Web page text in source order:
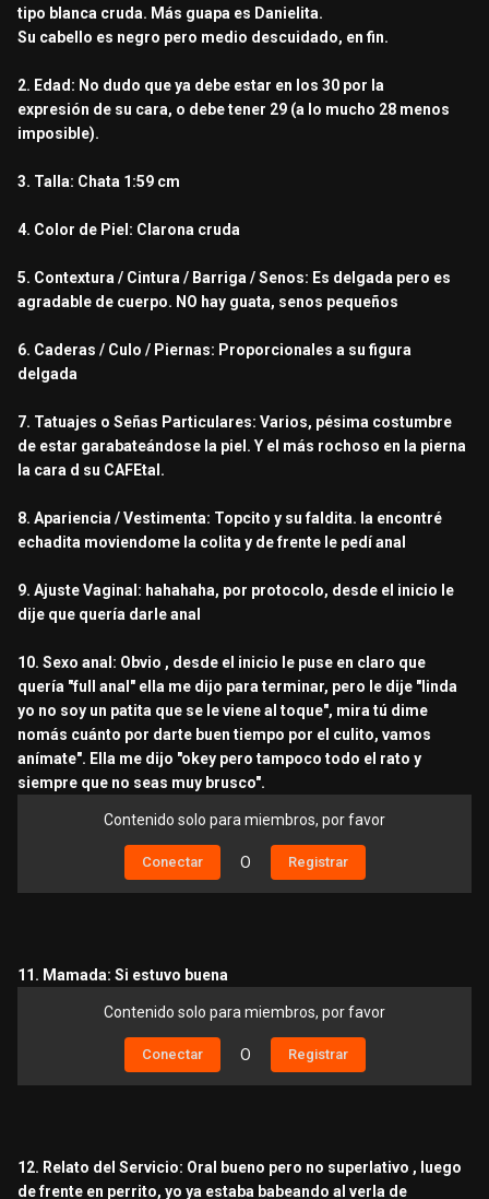
tipo blanca cruda. Más guapa es Danielita.
Su cabello es negro pero medio descuidado, en fin.
2. Edad: No dudo que ya debe estar en los 30 por la
expresión de su cara, o debe tener 29 (a lo mucho 28 menos
imposible).
3. Talla: Chata 1:59 cm
4. Color de Piel: Clarona cruda
5. Contextura / Cintura / Barriga / Senos: Es delgada pero es
agradable de cuerpo. NO hay guata, senos pequeños
6. Caderas / Culo / Piernas: Proporcionales a su figura
delgada
7. Tatuajes o Señas Particulares: Varios, pésima costumbre
de estar garabateándose la piel. Y el más rochoso en la pierna
la cara d su CAFEtal.
8. Apariencia / Vestimenta: Topcito y su faldita. la encontré
echadita moviendome la colita y de frente le pedí anal
9. Ajuste Vaginal: hahahaha, por protocolo, desde el inicio le
dije que quería darle anal
10. Sexo anal: Obvio , desde el inicio le puse en claro que
quería "full anal" ella me dijo para terminar, pero le dije "linda
yo no soy un patita que se le viene al toque", mira tú dime
nomás cuánto por darte buen tiempo por el culito, vamos
anímate". Ella me dijo "okey pero tampoco todo el rato y
siempre que no seas muy brusco".
Contenido solo para miembros, por favor
Conectar O Registrar
11. Mamada: Si estuvo buena
Contenido solo para miembros, por favor
Conectar O Registrar
12. Relato del Servicio: Oral bueno pero no superlativo , luego
de frente en perrito, yo ya estaba babeando al verla de